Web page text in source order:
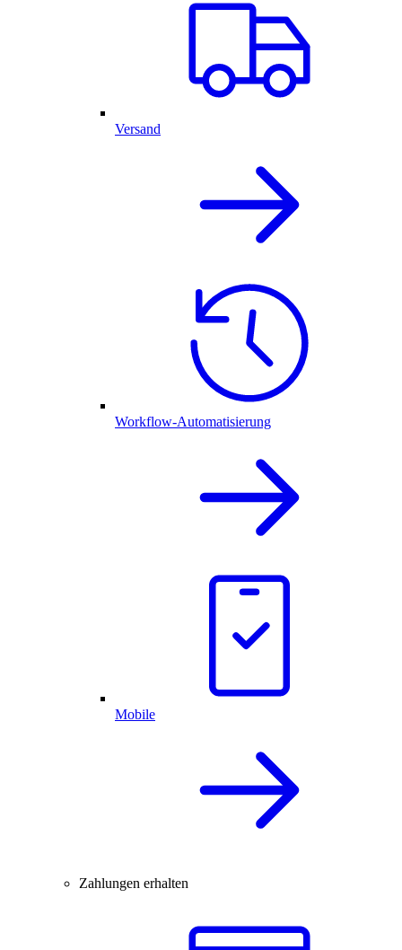
Versand
Workflow-Automatisierung
Mobile
Zahlungen erhalten